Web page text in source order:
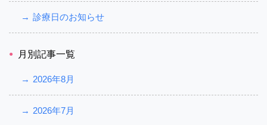
診療日のお知らせ
月別記事一覧
2026年8月
2026年7月